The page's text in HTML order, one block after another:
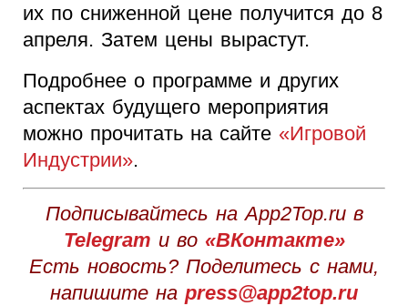
их по сниженной цене получится до 8
апреля. Затем цены вырастут.
Подробнее о программе и других
аспектах будущего мероприятия
можно прочитать на сайте «Игровой
Индустрии».
Подписывайтесь на App2Top.ru в
Telegram и во «ВКонтакте»
Есть новость? Поделитесь с нами,
напишите на press@app2top.ru